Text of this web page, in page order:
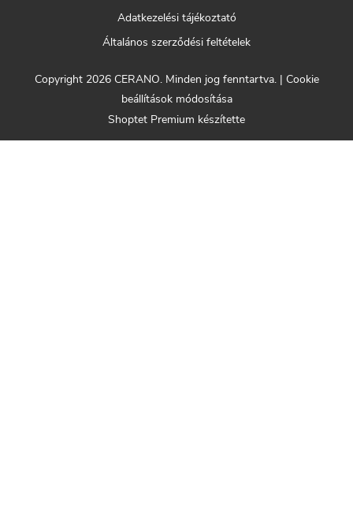
Adatkezelési tájékoztató
Általános szerződési feltételek
Shoptet Premium készítette
Copyright 2026 CERANO. Minden jog fenntartva. | Cookie
beállítások módosítása